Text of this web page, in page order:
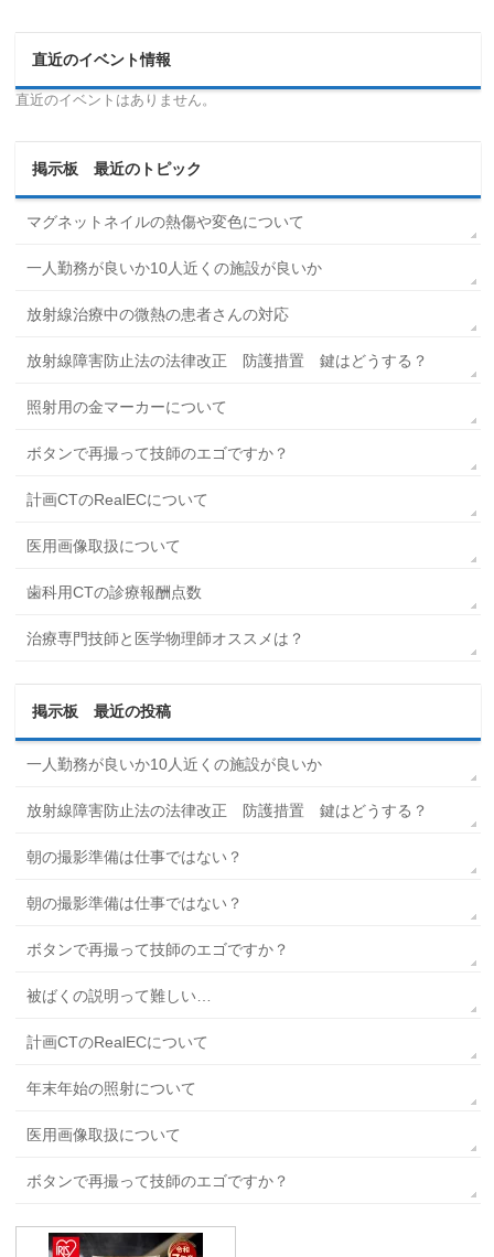
直近のイベント情報
直近のイベントはありません。
掲示板 最近のトピック
マグネットネイルの熱傷や変色について
一人勤務が良いか10人近くの施設が良いか
放射線治療中の微熱の患者さんの対応
放射線障害防止法の法律改正 防護措置 鍵はどうする？
照射用の金マーカーについて
ボタンで再撮って技師のエゴですか？
計画CTのRealECについて
医用画像取扱について
歯科用CTの診療報酬点数
治療専門技師と医学物理師オススメは？
掲示板 最近の投稿
一人勤務が良いか10人近くの施設が良いか
放射線障害防止法の法律改正 防護措置 鍵はどうする？
朝の撮影準備は仕事ではない？
朝の撮影準備は仕事ではない？
ボタンで再撮って技師のエゴですか？
被ばくの説明って難しい…
計画CTのRealECについて
年末年始の照射について
医用画像取扱について
ボタンで再撮って技師のエゴですか？